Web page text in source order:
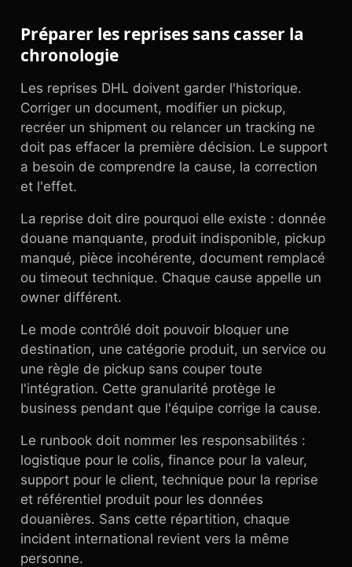
Préparer les reprises sans casser la
chronologie
Les reprises DHL doivent garder l'historique.
Corriger un document, modifier un pickup,
recréer un shipment ou relancer un tracking ne
doit pas effacer la première décision. Le support
a besoin de comprendre la cause, la correction
et l'effet.
La reprise doit dire pourquoi elle existe : donnée
douane manquante, produit indisponible, pickup
manqué, pièce incohérente, document remplacé
ou timeout technique. Chaque cause appelle un
owner différent.
Le mode contrôlé doit pouvoir bloquer une
destination, une catégorie produit, un service ou
une règle de pickup sans couper toute
l'intégration. Cette granularité protège le
business pendant que l'équipe corrige la cause.
Le runbook doit nommer les responsabilités :
logistique pour le colis, finance pour la valeur,
support pour le client, technique pour la reprise
et référentiel produit pour les données
douanières. Sans cette répartition, chaque
incident international revient vers la même
personne.